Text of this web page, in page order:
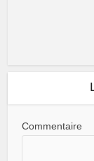
Commentaire